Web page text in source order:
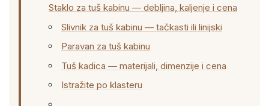
Staklo za tuš kabinu — debljina, kaljenje i cena
Slivnik za tuš kabinu — tačkasti ili linijski
Paravan za tuš kabinu
Tuš kadica — materijali, dimenzije i cena
Istražite po klasteru